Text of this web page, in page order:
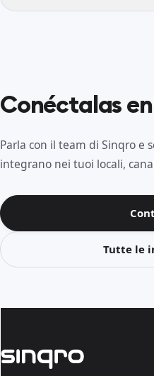
Conéctalas
Parla con il team di Sinqro e
integrano nei tuoi locali,
Tutte le